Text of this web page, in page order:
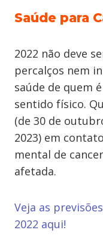
Saúde para
2022 não deve
percalços nem
saúde de quem
sentido físico.
(de 30 de
2023) em
mental de
afetada.
Veja as
2022 aqui!